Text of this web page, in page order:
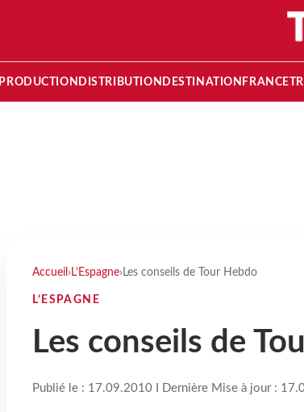
PRODUCTION DISTRIBUTION DESTINATION FRANCE
Accueil › L’Espagne› Les conseils de Tour Hebdo
L’ESPAGNE
Les conseils de
Publié le : 17.09.2010 I Dernière Mise à jour :